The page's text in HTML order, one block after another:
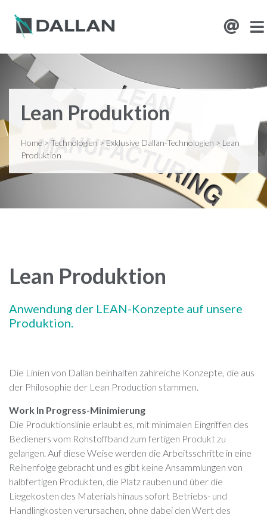
Lean Produktion
Home > Technologien > Exklusive Dallan-Technologien > Lean
Produktion
Lean Produktion
Anwendung der LEAN-Konzepte auf unsere
Produktion.
Die Linien von Dallan beinhalten zahlreiche Konzepte, die aus
der Philosophie der Lean Production stammen.
Work In Progress-Minimierung
Die Produktionslinie erlaubt es, mit minimalen Eingriffen des
Bedieners vom Rohstoffband zum fertigen Produkt zu
gelangen. Auf diese Weise werden die Arbeitsschritte in eine
Reihenfolge gebracht und es gibt keine Ansammlungen von
halbfertigen Produkten, die Platz rauben und über die
Liegekosten des Materials hinaus sofort Betriebs- und
Handlingkosten verursachen, ohne dabei den Wert des